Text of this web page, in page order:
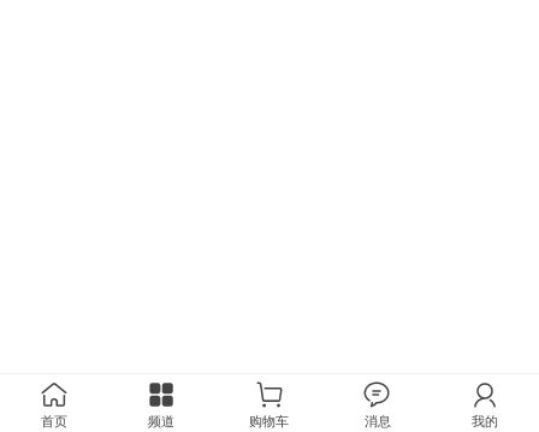
首页 频道 购物车 消息 我的